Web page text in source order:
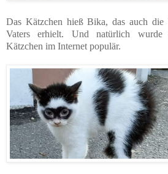
Das Kätzchen hieß Bika, das auch die
Vaters erhielt. Und natürlich wurde
Kätzchen im Internet populär.